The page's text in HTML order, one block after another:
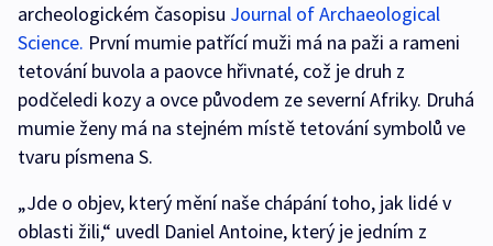
archeologickém časopisu Journal of Archaeological
Science. První mumie patřící muži má na paži a rameni
tetování buvola a paovce hřivnaté, což je druh z
podčeledi kozy a ovce původem ze severní Afriky. Druhá
mumie ženy má na stejném místě tetování symbolů ve
tvaru písmena S.
„Jde o objev, který mění naše chápání toho, jak lidé v
oblasti žili,“ uvedl Daniel Antoine, který je jedním z